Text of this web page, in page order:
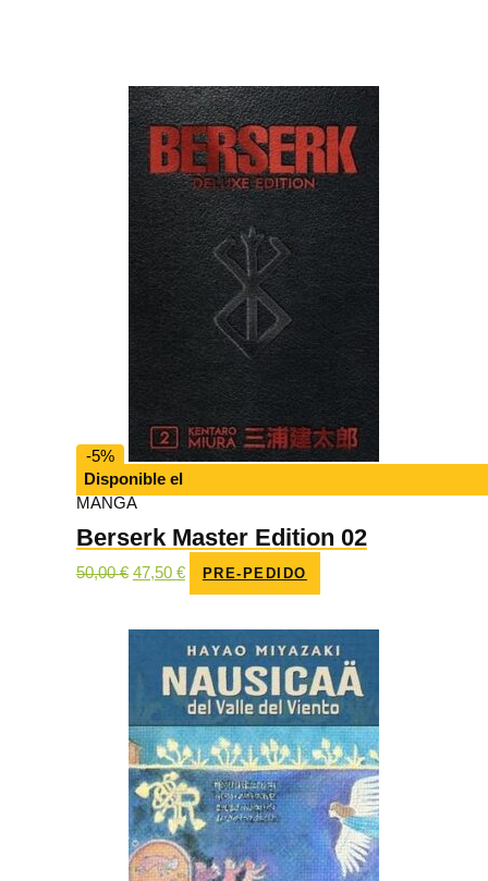
-5%
Disponible el
MANGA
Berserk Master Edition 02
50,00€ El
50,00 €.
47,50 €El
47,50 €.
PRE-PEDIDO